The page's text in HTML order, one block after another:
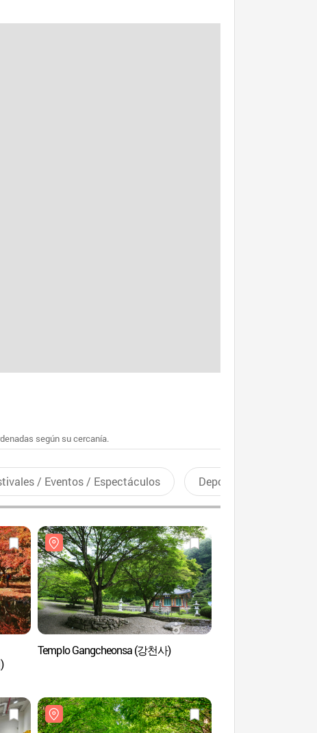
según su cercanía.
/ Eventos / Espectáculos Deportes recreativos
Templo Gangcheonsa (강천사)